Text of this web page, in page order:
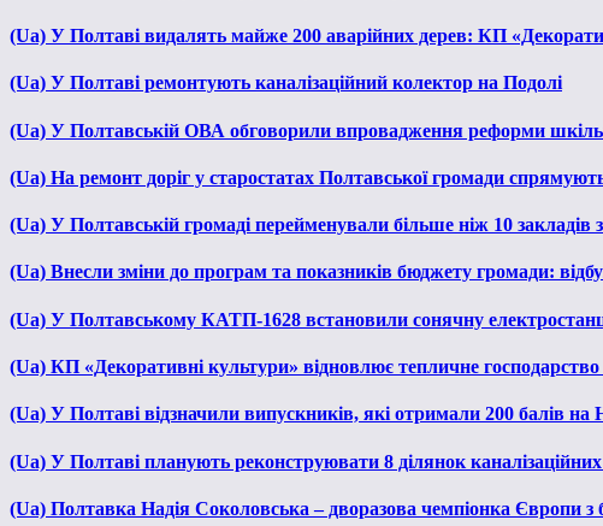
(Ua) У Полтаві видалять майже 200 аварійних дерев: КП
(Ua) У Полтаві ремонтують каналізаційний колектор на Подолі
(Ua) У Полтавській ОВА обговорили впровадження реформи
(Ua) На ремонт доріг у старостатах Полтавської громади
(Ua) У Полтавській громаді перейменували більше ніж 10 закладів
(Ua) Внесли зміни до програм та показників бюджету громади:
(Ua) У Полтавському КАТП-1628 встановили сонячну
(Ua) КП «Декоративні культури» відновлює тепличне господарство
(Ua) У Полтаві відзначили випускників, які отримали 200 балів
(Ua) У Полтаві планують реконструювати 8 ділянок
(Ua) Полтавка Надія Соколовська – дворазова чемпіонка Європи з